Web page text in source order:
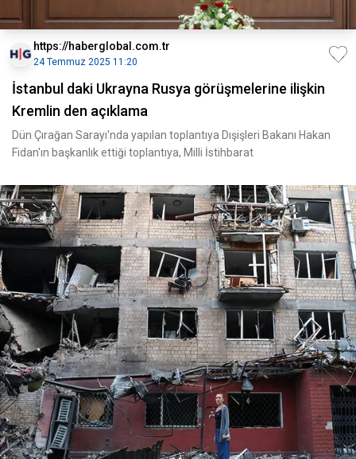
https://haberglobal.com.tr
24 Temmuz 2025 11:20
İstanbul daki Ukrayna Rusya görüşmelerine ilişkin
Kremlin den açıklama
Dün Çırağan Sarayı'nda yapılan toplantıya Dışişleri Bakanı Hakan
Fidan'ın başkanlık ettiği toplantıya, Milli İstihbarat